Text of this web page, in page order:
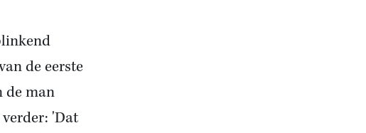
de eerste
de man
'Dat